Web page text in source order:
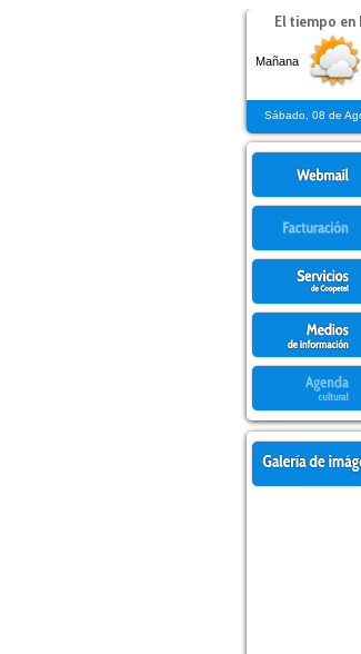
El tiempo en
Sábado, 08 de